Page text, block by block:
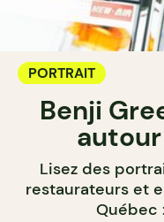
PORTRAIT
Benji
Lisez des
restaurateurs et
Québec